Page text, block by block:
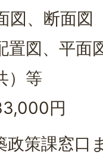
図、断面図
置図、平面
）等
円
政策課窓